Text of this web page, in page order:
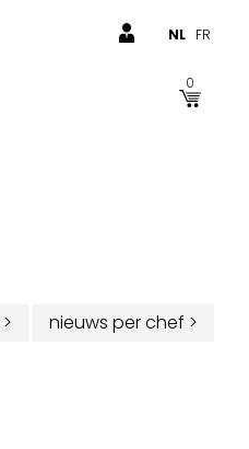
NL FR
0
> nieuws per chef >